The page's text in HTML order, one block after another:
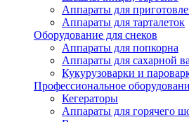
Аппараты для
Аппараты для тарталеток
Оборудование для снеков
Аппараты для попкорна
Аппараты для сахарной
Кукурузоварки и
Профессиональное
Кегераторы
Аппараты для горячего